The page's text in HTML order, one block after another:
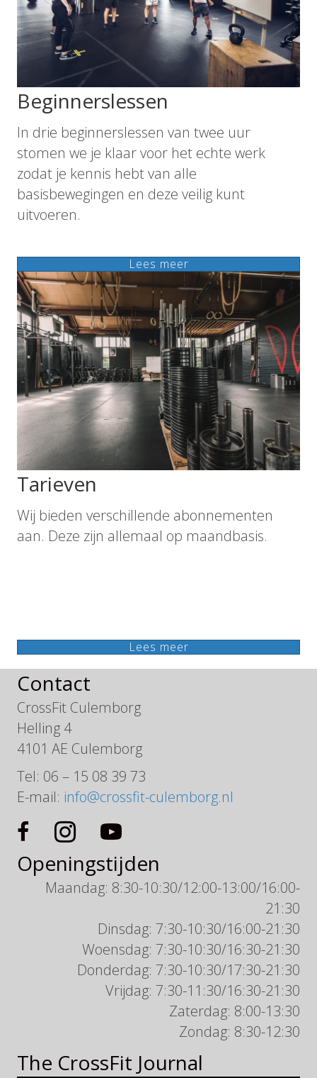
Beginnerslessen
In drie beginnerslessen van twee uur
stomen we je klaar voor het echte werk
zodat je kennis hebt van alle
basisbewegingen en deze veilig kunt
uitvoeren.
Lees meer
Tarieven
Wij bieden verschillende abonnementen
aan. Deze zijn allemaal op maandbasis.
Lees meer
Contact
CrossFit Culemborg
Helling 4
4101 AE Culemborg
Tel: 06 – 15 08 39 73
E-mail: info@crossfit-culemborg.nl
Openingstijden
Maandag: 8:30-10:30/12:00-13:00/16:00-
21:30
Dinsdag: 7:30-10:30/16:00-21:30
Woensdag: 7:30-10:30/16:30-21:30
Donderdag: 7:30-10:30/17:30-21:30
Vrijdag: 7:30-11:30/16:30-21:30
Zaterdag: 8:00-13:30
Zondag: 8:30-12:30
The CrossFit Journal